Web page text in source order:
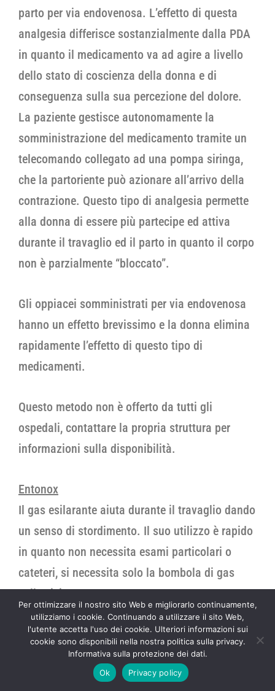
parto per via endovenosa. L’effetto di questa
analgesia differisce sostanzialmente dalla PDA
in quanto il medicamento va ad agire a livello
dello stato di coscienza della donna e di
conseguenza sulla sua percezione del dolore.
La paziente gestisce autonomamente la
somministrazione del medicamento tramite un
telecomando collegato ad una pompa siringa,
che la partoriente può azionare all’arrivo della
contrazione. Questo tipo di analgesia permette
alla donna di essere più partecipe ed attiva
durante il travaglio ed il parto in quanto il corpo
non è parzialmente “bloccato”.
Gli oppiacei somministrati per via endovenosa
hanno un effetto brevissimo e la donna elimina
rapidamente l’effetto di questo tipo di
medicamenti.
Questo metodo non è offerto da tutti gli
ospedali, contattare la propria struttura per
informazioni sulla disponibilità.
Entonox
Il gas esilarante aiuta durante il travaglio dando
un senso di stordimento. Il suo utilizzo è rapido
in quanto non necessita esami particolari o
cateteri, si necessita solo la bombola di gas
nelle vicinanze.
Questo metodo non è offerto da tutti gli
ospedali, contattare la propria struttura per
informazioni sulla disponibilità.
Per ottimizzare il nostro sito Web e migliorarlo continuamente,
utilizziamo i cookie. Continuando a utilizzare il sito Web,
l'utente accetta l'uso dei cookie. Ulteriori informazioni sui
cookie sono disponibili nella nostra politica sulla privacy.
Informativa sulla protezione dei dati.
Ok
Privacy policy